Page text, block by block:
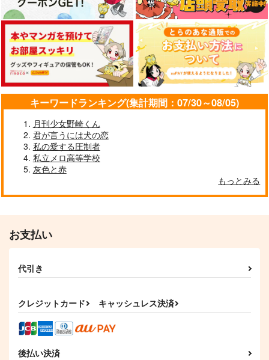
キーワードランキング(集計期間：07/30～08/05)
月刊少女野崎くん
君が言うには犬の恋
私の愛する圧制者
私立メロ高等学校
灰色と赤
もっとみる
お支払い
代引き
クレジットカード キャッシュレス決済
後払い決済